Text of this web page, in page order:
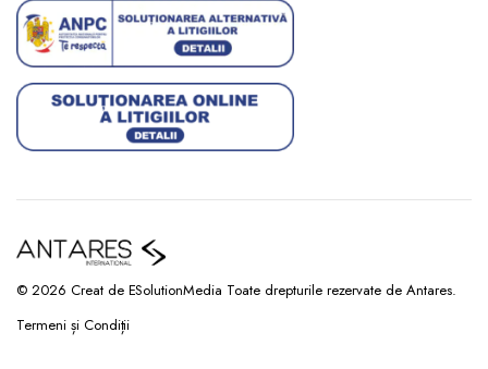
© 2026 Creat de ESolutionMedia Toate drepturile rezervate de Antares.
Termeni și Condiții